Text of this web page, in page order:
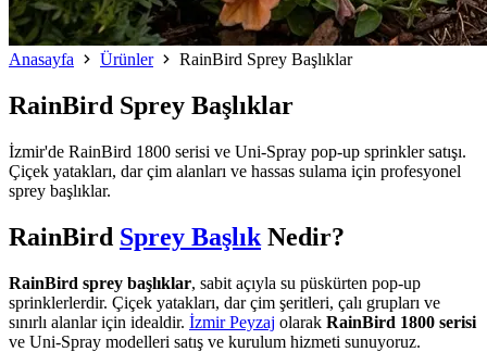
Anasayfa Ürünler RainBird Sprey Başlıklar
RainBird Sprey Başlıklar
İzmir'de RainBird 1800 serisi ve Uni-Spray pop-up sprinkler satışı.
Çiçek yatakları, dar çim alanları ve hassas sulama için profesyonel
sprey başlıklar.
RainBird Sprey Başlık Nedir?
RainBird sprey başlıklar, sabit açıyla su püskürten pop-up
sprinklerlerdir. Çiçek yatakları, dar çim şeritleri, çalı grupları ve
sınırlı alanlar için idealdir. İzmir Peyzaj olarak RainBird 1800 serisi
ve Uni-Spray modelleri satış ve kurulum hizmeti sunuyoruz.